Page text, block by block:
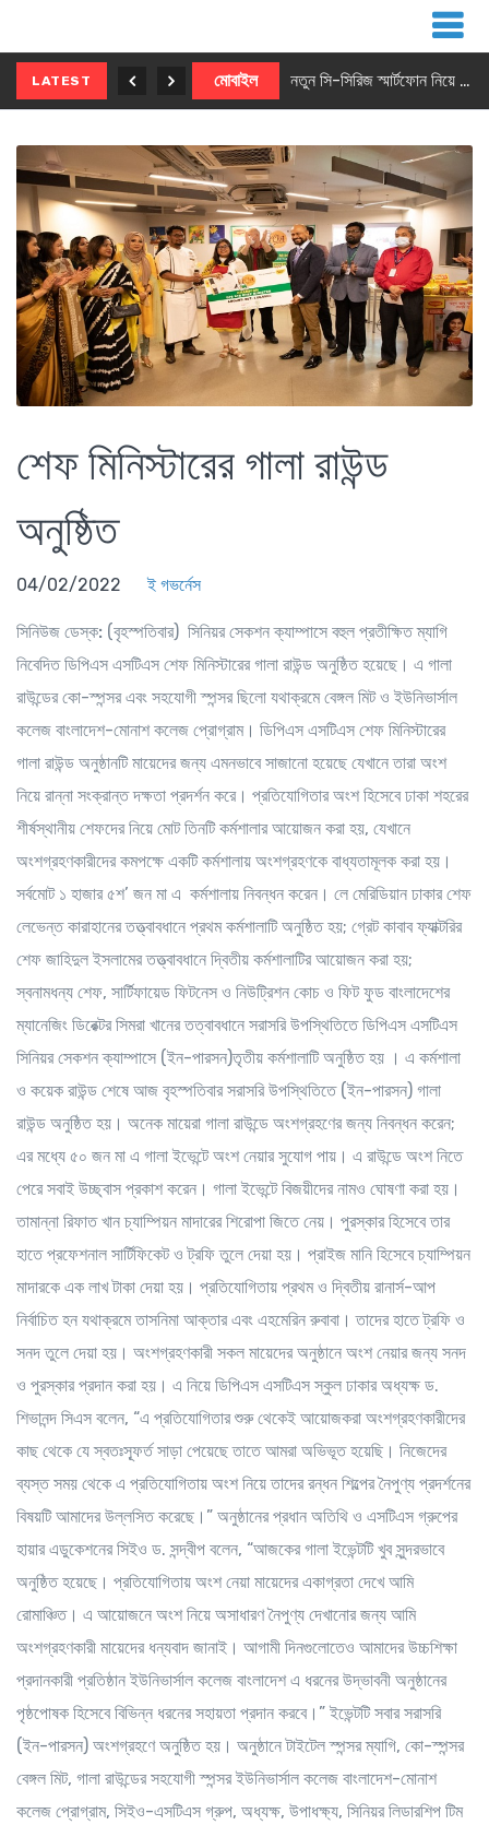
LATEST মোবাইল নতুন সি-সিরিজ স্মার্টফোন নিয়ে আসছে রিয়েলমি
শেফ মিনিস্টারের গালা রাউন্ড
অনুষ্ঠিত
04/02/2022 ই গভর্নেস
সিনিউজ ডেস্ক: (বৃহস্পতিবার) সিনিয়র সেকশন ক্যাম্পাসে বহুল প্রতীক্ষিত ম্যাগি
নিবেদিত ডিপিএস এসটিএস শেফ মিনিস্টারের গালা রাউন্ড অনুষ্ঠিত হয়েছে। এ গালা
রাউন্ডের কো-স্পন্সর এবং সহযোগী স্পন্সর ছিলো যথাক্রমে বেঙ্গল মিট ও ইউনিভার্সাল
কলেজ বাংলাদেশ-মোনাশ কলেজ প্রোগ্রাম। ডিপিএস এসটিএস শেফ মিনিস্টারের
গালা রাউন্ড অনুষ্ঠানটি মায়েদের জন্য এমনভাবে সাজানো হয়েছে যেখানে তারা অংশ
নিয়ে রান্না সংক্রান্ত দক্ষতা প্রদর্শন করে। প্রতিযোগিতার অংশ হিসেবে ঢাকা শহরের
শীর্ষস্থানীয় শেফদের নিয়ে মোট তিনটি কর্মশালার আয়োজন করা হয়, যেখানে
অংশগ্রহণকারীদের কমপক্ষে একটি কর্মশালায় অংশগ্রহণকে বাধ্যতামূলক করা হয়।
সর্বমোট ১ হাজার ৫শ’ জন মা এ কর্মশালায় নিবন্ধন করেন। লে মেরিডিয়ান ঢাকার শেফ
লেভেন্ত কারাহানের তত্ত্বাবধানে প্রথম কর্মশালাটি অনুষ্ঠিত হয়; গ্রেট কাবাব ফ্যাক্টরির
শেফ জাহিদুল ইসলামের তত্ত্বাবধানে দ্বিতীয় কর্মশালাটির আয়োজন করা হয়;
স্বনামধন্য শেফ, সার্টিফায়েড ফিটনেস ও নিউট্রিশন কোচ ও ফিট ফুড বাংলাদেশের
ম্যানেজিং ডিরেক্টর সিমরা খানের তত্বাবধানে সরাসরি উপস্থিতিতে ডিপিএস এসটিএস
সিনিয়র সেকশন ক্যাম্পাসে (ইন-পারসন)তৃতীয় কর্মশালাটি অনুষ্ঠিত হয় । এ কর্মশালা
ও কয়েক রাউন্ড শেষে আজ বৃহস্পতিবার সরাসরি উপস্থিতিতে (ইন-পারসন) গালা
রাউন্ড অনুষ্ঠিত হয়। অনেক মায়েরা গালা রাউন্ডে অংশগ্রহণের জন্য নিবন্ধন করেন;
এর মধ্যে ৫০ জন মা এ গালা ইভেন্টে অংশ নেয়ার সুযোগ পায়। এ রাউন্ডে অংশ নিতে
পেরে সবাই উচ্ছ্বাস প্রকাশ করেন। গালা ইভেন্টে বিজয়ীদের নামও ঘোষণা করা হয়।
তামান্না রিফাত খান চ্যাম্পিয়ন মাদারের শিরোপা জিতে নেয়। পুরস্কার হিসেবে তার
হাতে প্রফেশনাল সার্টিফিকেট ও ট্রফি তুলে দেয়া হয়। প্রাইজ মানি হিসেবে চ্যাম্পিয়ন
মাদারকে এক লাখ টাকা দেয়া হয়। প্রতিযোগিতায় প্রথম ও দ্বিতীয় রানার্স-আপ
নির্বাচিত হন যথাক্রমে তাসনিমা আক্তার এবং এহমেরিন রুবাবা। তাদের হাতে ট্রফি ও
সনদ তুলে দেয়া হয়। অংশগ্রহণকারী সকল মায়েদের অনুষ্ঠানে অংশ নেয়ার জন্য সনদ
ও পুরস্কার প্রদান করা হয়। এ নিয়ে ডিপিএস এসটিএস স্কুল ঢাকার অধ্যক্ষ ড.
শিভানন্দ সিএস বলেন, “এ প্রতিযোগিতার শুরু থেকেই আয়োজকরা অংশগ্রহণকারীদের
কাছ থেকে যে স্বতঃস্ফূর্ত সাড়া পেয়েছে তাতে আমরা অভিভূত হয়েছি। নিজেদের
ব্যস্ত সময় থেকে এ প্রতিযোগিতায় অংশ নিয়ে তাদের রন্ধন শিল্পের নৈপুণ্য প্রদর্শনের
বিষয়টি আমাদের উল্লসিত করেছে।” অনুষ্ঠানের প্রধান অতিথি ও এসটিএস গ্রুপের
হায়ার এডুকেশনের সিইও ড. সন্দ্বীপ বলেন, “আজকের গালা ইভেন্টটি খুব সুন্দরভাবে
অনুষ্ঠিত হয়েছে। প্রতিযোগিতায় অংশ নেয়া মায়েদের একাগ্রতা দেখে আমি
রোমাঞ্চিত। এ আয়োজনে অংশ নিয়ে অসাধারণ নৈপুণ্য দেখানোর জন্য আমি
অংশগ্রহণকারী মায়েদের ধন্যবাদ জানাই। আগামী দিনগুলোতেও আমাদের উচ্চশিক্ষা
প্রদানকারী প্রতিষ্ঠান ইউনিভার্সাল কলেজ বাংলাদেশ এ ধরনের উদ্ভাবনী অনুষ্ঠানের
পৃষ্ঠপোষক হিসেবে বিভিন্ন ধরনের সহায়তা প্রদান করবে।” ইভেন্টটি সবার সরাসরি
(ইন-পারসন) অংশগ্রহণে অনুষ্ঠিত হয়। অনুষ্ঠানে টাইটেল স্পন্সর ম্যাগি, কো-স্পন্সর
বেঙ্গল মিট, গালা রাউন্ডের সহযোগী স্পন্সর ইউনিভার্সাল কলেজ বাংলাদেশ-মোনাশ
কলেজ প্রোগ্রাম, সিইও-এসটিএস গ্রুপ, অধ্যক্ষ, উপাধক্ষ্য, সিনিয়র লিডারশিপ টিম